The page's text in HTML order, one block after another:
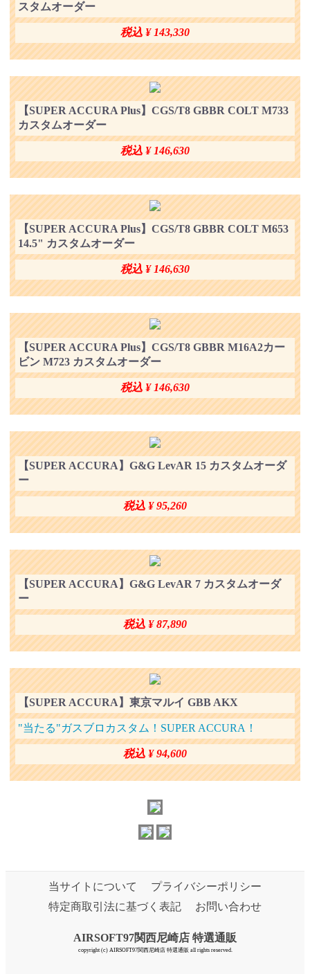
スタムオーダー
税込 ¥ 143,330
【SUPER ACCURA Plus】CGS/T8 GBBR COLT M733
カスタムオーダー
税込 ¥ 146,630
【SUPER ACCURA Plus】CGS/T8 GBBR COLT M653
14.5" カスタムオーダー
税込 ¥ 146,630
【SUPER ACCURA Plus】CGS/T8 GBBR M16A2カー
ビン M723 カスタムオーダー
税込 ¥ 146,630
【SUPER ACCURA】G&G LevAR 15 カスタムオーダ
ー
税込 ¥ 95,260
【SUPER ACCURA】G&G LevAR 7 カスタムオーダ
ー
税込 ¥ 87,890
【SUPER ACCURA】東京マルイ GBB AKX
"当たる"ガスブロカスタム！SUPER ACCURA！
税込 ¥ 94,600
当サイトについて
プライバシーポリシー
特定商取引法に基づく表記
お問い合わせ
AIRSOFT97関西尼崎店 特選通販
copyright (c) AIRSOFT97関西尼崎店 特選通販 all rights reserved.